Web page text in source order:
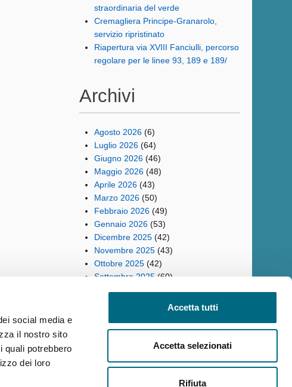
social media e
il nostro sito
quali potrebbero
dei loro
Accetta tutti
Accetta selezionati
Rifiuta
straordinaria del verde
Cremagliera Principe-Granarolo,
servizio ripristinato
Riapertura via XVIII Fanciulli, percorso
regolare per le linee 93, 189 e 189/
Archivi
Agosto 2026 (6)
Luglio 2026 (64)
Giugno 2026 (46)
Maggio 2026 (48)
Aprile 2026 (43)
Marzo 2026 (50)
Febbraio 2026 (49)
Gennaio 2026 (53)
Dicembre 2025 (42)
Novembre 2025 (43)
Ottobre 2025 (42)
Settembre 2025 (60)
Accessibilità Reclami